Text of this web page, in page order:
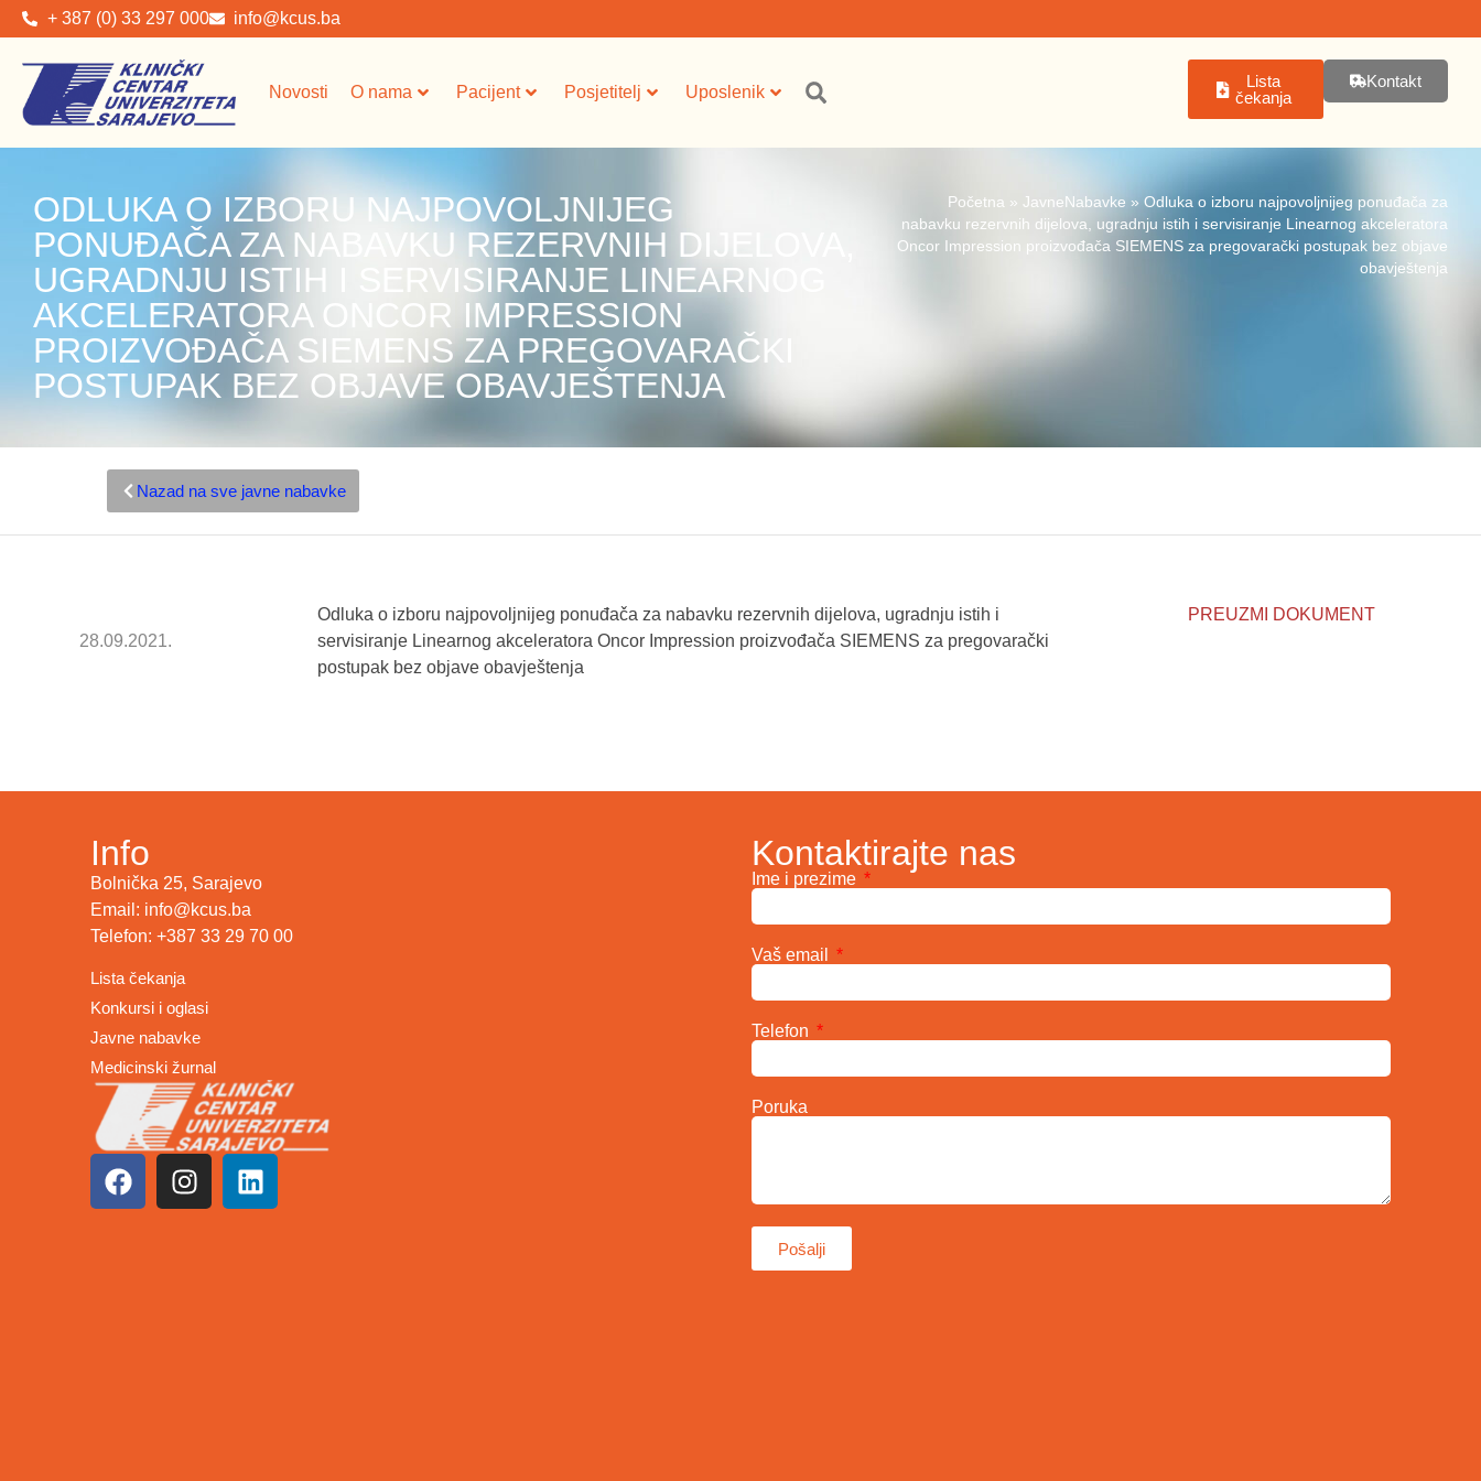
+ 387 (0) 33 297 000 info@kcus.ba
Novosti O nama Pacijent Posjetitelj Uposlenik
Lista
čekanja
Kontakt
ODLUKA O IZBORU NAJPOVOLJNIJEG
PONUĐAČA ZA NABAVKU REZERVNIH DIJELOVA,
UGRADNJU ISTIH I SERVISIRANJE LINEARNOG
AKCELERATORA ONCOR IMPRESSION
PROIZVOĐAČA SIEMENS ZA PREGOVARAČKI
POSTUPAK BEZ OBJAVE OBAVJEŠTENJA
Početna » JavneNabavke » Odluka o izboru najpovoljnijeg ponuđača za
nabavku rezervnih dijelova, ugradnju istih i servisiranje Linearnog akceleratora
Oncor Impression proizvođača SIEMENS za pregovarački postupak bez objave
obavještenja
Nazad na sve javne nabavke
28.09.2021.
Odluka o izboru najpovoljnijeg ponuđača za nabavku rezervnih dijelova, ugradnju istih i
servisiranje Linearnog akceleratora Oncor Impression proizvođača SIEMENS za pregovarački
postupak bez objave obavještenja
PREUZMI DOKUMENT
Info
Bolnička 25, Sarajevo
Email: info@kcus.ba
Telefon: +387 33 29 70 00
Lista čekanja
Konkursi i oglasi
Javne nabavke
Medicinski žurnal
Kontaktirajte nas
Ime i prezime
Vaš email
Telefon
Poruka
Pošalji